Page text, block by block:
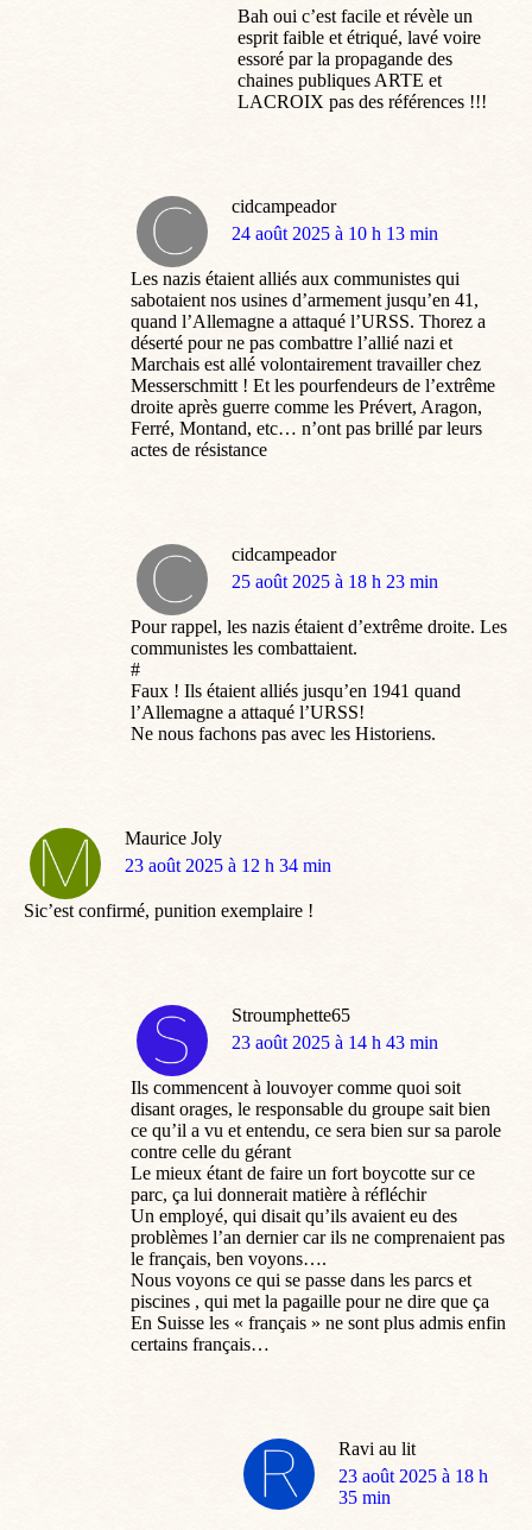
Bah oui c’est facile et révèle un
esprit faible et étriqué, lavé voire
essoré par la propagande des
chaines publiques ARTE et
LACROIX pas des références !!!
cidcampeador
dit
24 août 2025 à 10 h 13 min
Les nazis étaient alliés aux communistes qui
sabotaient nos usines d’armement jusqu’en 41,
quand l’Allemagne a attaqué l’URSS. Thorez a
déserté pour ne pas combattre l’allié nazi et
Marchais est allé volontairement travailler chez
Messerschmitt ! Et les pourfendeurs de l’extrême
droite après guerre comme les Prévert, Aragon,
Ferré, Montand, etc… n’ont pas brillé par leurs
actes de résistance
cidcampeador
dit
25 août 2025 à 18 h 23 min
Pour rappel, les nazis étaient d’extrême droite. Les
communistes les combattaient.
#
Faux ! Ils étaient alliés jusqu’en 1941 quand
l’Allemagne a attaqué l’URSS!
Ne nous fachons pas avec les Historiens.
Maurice Joly
dit
23 août 2025 à 12 h 34 min
Sic’est confirmé, punition exemplaire !
Stroumphette65
dit
23 août 2025 à 14 h 43 min
Ils commencent à louvoyer comme quoi soit
disant orages, le responsable du groupe sait bien
ce qu’il a vu et entendu, ce sera bien sur sa parole
contre celle du gérant
Le mieux étant de faire un fort boycotte sur ce
parc, ça lui donnerait matière à réfléchir
Un employé, qui disait qu’ils avaient eu des
problèmes l’an dernier car ils ne comprenaient pas
le français, ben voyons….
Nous voyons ce qui se passe dans les parcs et
piscines , qui met la pagaille pour ne dire que ça
En Suisse les « français » ne sont plus admis enfin
certains français…
Ravi au lit
dit
:
23 août 2025 à 18 h
35 min